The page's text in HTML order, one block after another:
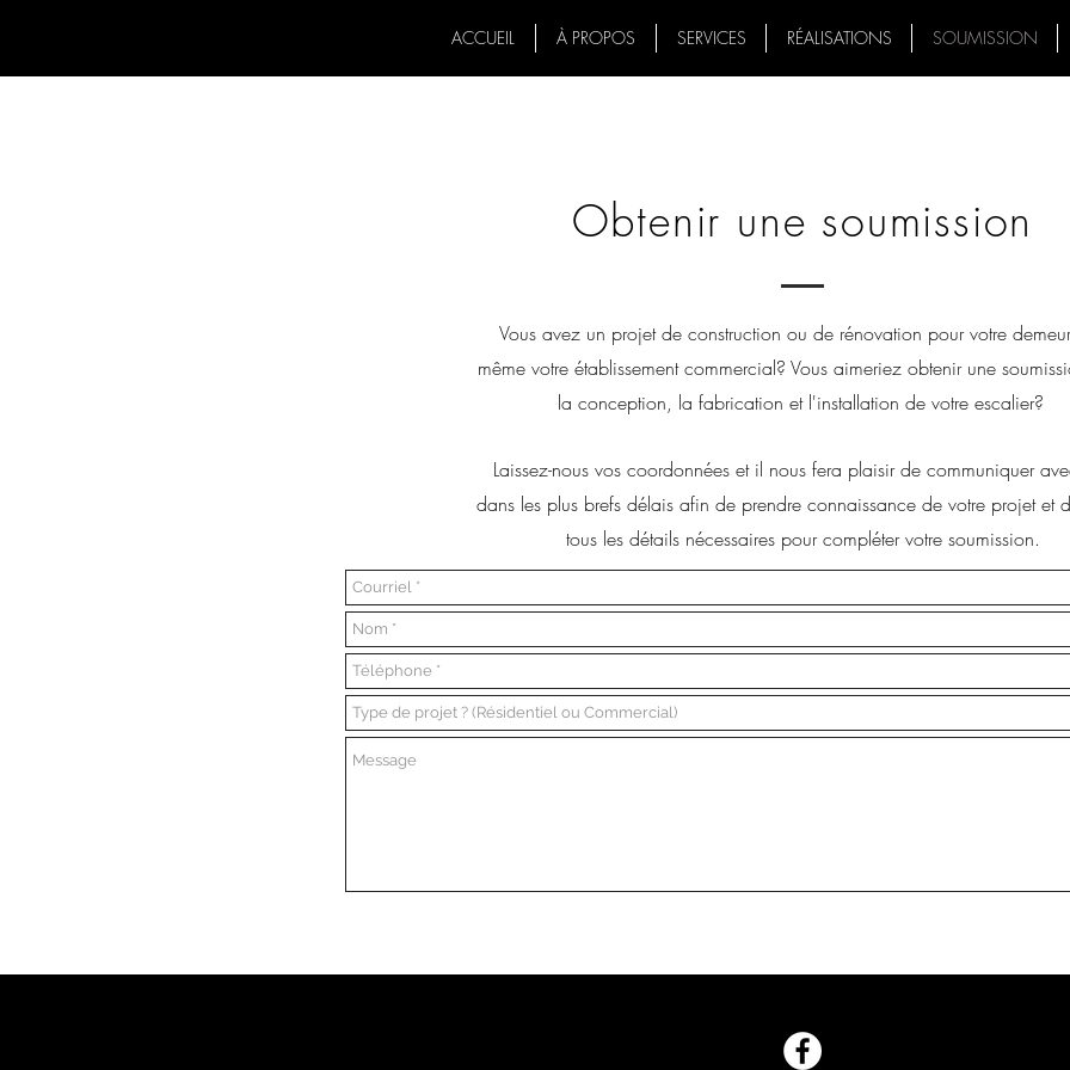
ACCUEIL À PROPOS SERVICES RÉALISATIONS SOUMISSION
Obtenir une soumission
Vous avez un projet de construction ou de rénovation pour votre
même votre établissement commercial? Vous aimeriez obtenir une
la conception, la fabrication et l'installation de votre escalier?
Laissez-nous vos coordonnées et il nous fera plaisir de communiquer
dans les plus brefs délais afin de prendre connaissance de votre projet et
tous les détails nécessaires pour compléter votre soumission.